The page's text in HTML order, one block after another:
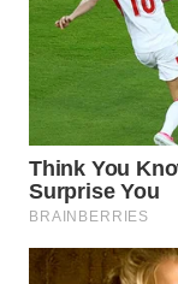
WN
KARO
WN
SIMALUNGUN
WN
LABUHANBATU